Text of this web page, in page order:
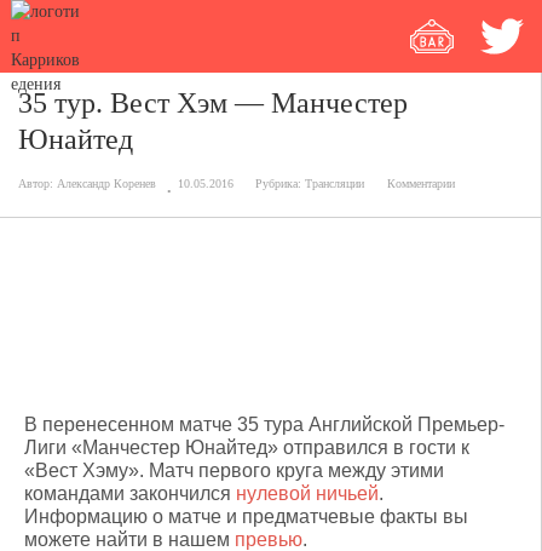
35 тур. Вест Хэм — Манчестер
Юнайтед
Автор: Александр Коренев 10.05.2016 Рубрика: Трансляции Комментарии
В перенесенном матче 35 тура Английской Премьер-
Лиги «Манчестер Юнайтед» отправился в гости к
«Вест Хэму». Матч первого круга между этими
командами закончился нулевой ничьей.
Информацию о матче и предматчевые факты вы
можете найти в нашем превью.